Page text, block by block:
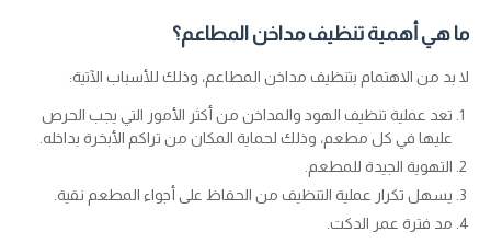
ما هي أهمية تنظيف مداخن المطاعم؟
لا بد من الاهتمام بتنظيف مداخن المطاعم، وذلك للأسباب الآتية:
تعد عملية تنظيف الهود والمداخن من أكثر الأمور التي يجب الحرص
عليها في كل مطعم، وذلك لحماية المكان من تراكم الأبخرة بداخله.
التهوية الجيدة للمطعم.
يسهل تكرار عملية التنظيف من الحفاظ على أجواء المطعم نقية.
مد فترة عمر الدكت.